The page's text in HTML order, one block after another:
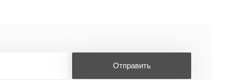
Отправить